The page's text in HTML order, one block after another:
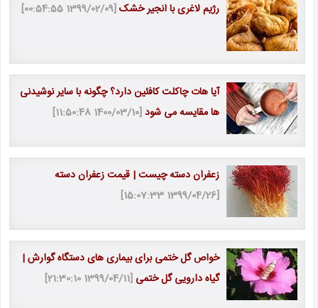
رژیم لاغری با انجیر خشک[1399/02/09 00:54:55]
آیا هات چاکلت کافئین دارد؟ چگونه با سایر نوشیدنی
ها مقایسه می شود[1400/03/10 11:50:48]
زعفران دسته چیست | قیمت زعفران دسته
[1399/04/26 15:07:33]
خواص گل ختمی برای بیماری های دستگاه گوارش |
گیاه دارویی گل ختمی [1399/04/11 21:30:10]